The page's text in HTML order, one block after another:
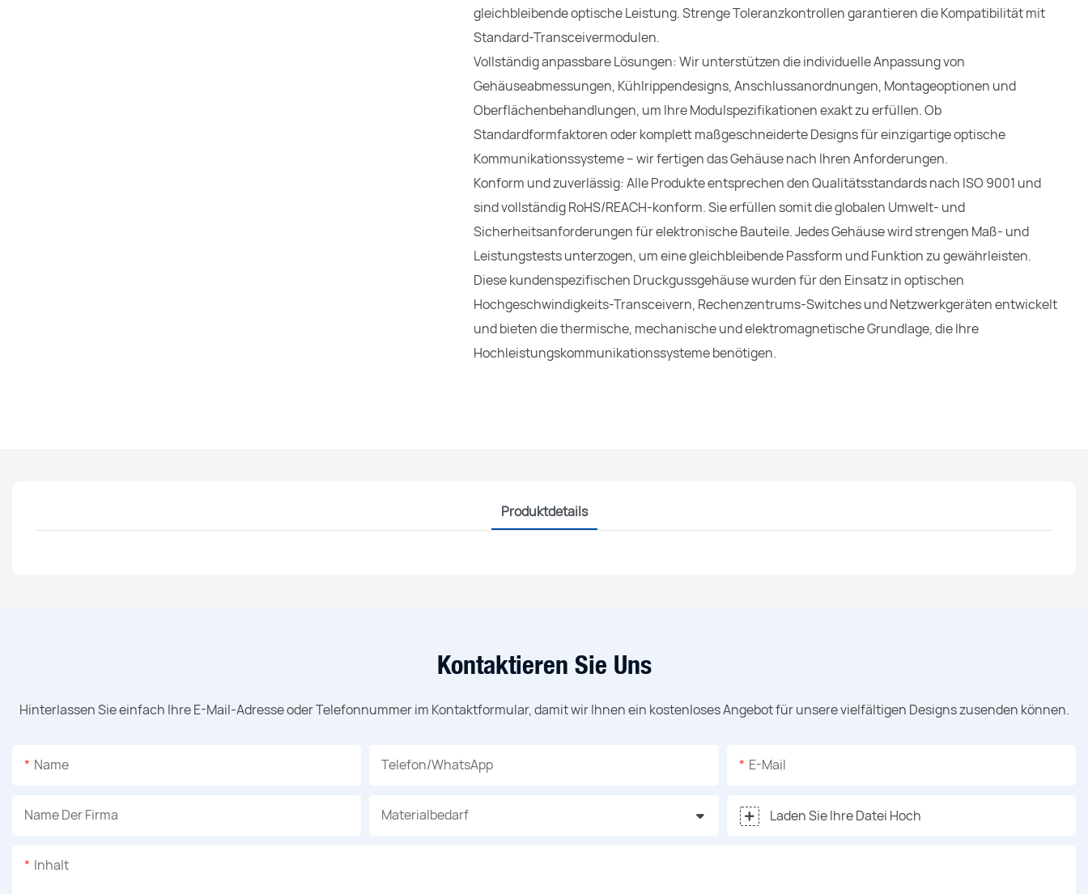
gleichbleibende optische Leistung. Strenge Toleranzkontrollen garantieren die Kompatibilität mit
Standard-Transceivermodulen.
Vollständig anpassbare Lösungen: Wir unterstützen die individuelle Anpassung von
Gehäuseabmessungen, Kühlrippendesigns, Anschlussanordnungen, Montageoptionen und
Oberflächenbehandlungen, um Ihre Modulspezifikationen exakt zu erfüllen. Ob
Standardformfaktoren oder komplett maßgeschneiderte Designs für einzigartige optische
Kommunikationssysteme – wir fertigen das Gehäuse nach Ihren Anforderungen.
Konform und zuverlässig: Alle Produkte entsprechen den Qualitätsstandards nach ISO 9001 und
sind vollständig RoHS/REACH-konform. Sie erfüllen somit die globalen Umwelt- und
Sicherheitsanforderungen für elektronische Bauteile. Jedes Gehäuse wird strengen Maß- und
Leistungstests unterzogen, um eine gleichbleibende Passform und Funktion zu gewährleisten.
Diese kundenspezifischen Druckgussgehäuse wurden für den Einsatz in optischen
Hochgeschwindigkeits-Transceivern, Rechenzentrums-Switches und Netzwerkgeräten entwickelt
und bieten die thermische, mechanische und elektromagnetische Grundlage, die Ihre
Hochleistungskommunikationssysteme benötigen.
Produktdetails
Kontaktieren Sie Uns
Hinterlassen Sie einfach Ihre E-Mail-Adresse oder Telefonnummer im Kontaktformular, damit wir Ihnen ein kostenloses Angebot für unsere vielfältigen Designs zusenden können.
Name Telefon/WhatsApp E-Mail
Name Der Firma Materialbedarf Laden Sie Ihre Datei Hoch
Inhalt